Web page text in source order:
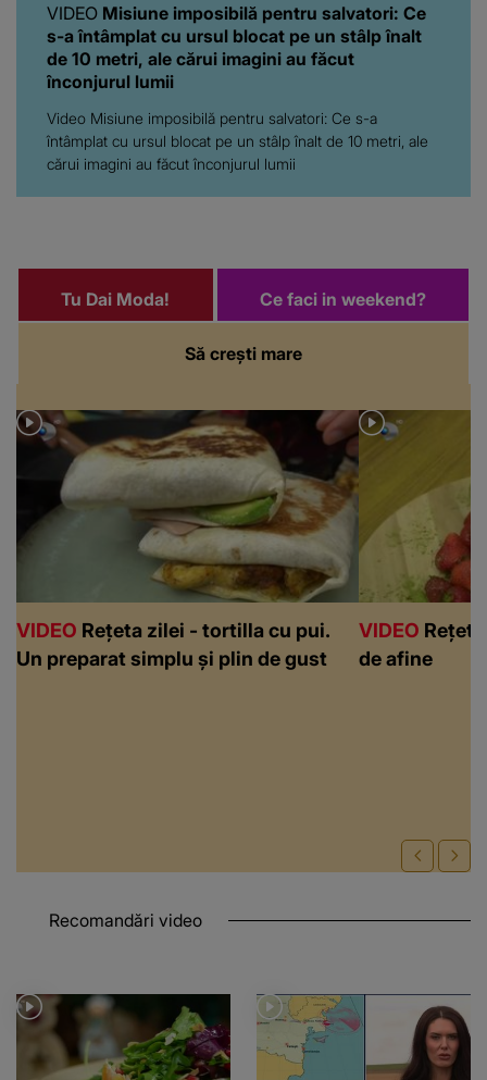
VIDEO Misiune imposibilă pentru salvatori: Ce
s-a întâmplat cu ursul blocat pe un stâlp înalt
de 10 metri, ale cărui imagini au făcut
înconjurul lumii
Video Misiune imposibilă pentru salvatori: Ce s-a
întâmplat cu ursul blocat pe un stâlp înalt de 10 metri, ale
cărui imagini au făcut înconjurul lumii
Să crești mare
Tu Dai Moda! Ce faci in weekend?
VIDEO Rețeta zilei - tortilla cu pui.
Un preparat simplu și plin de gust
VIDEO
de afine
Recomandări video